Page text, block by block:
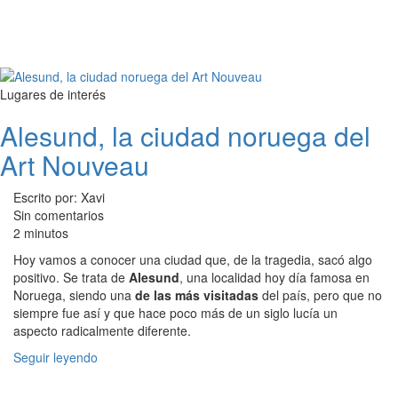
Lugares de interés
Alesund, la ciudad noruega del
Art Nouveau
Escrito por: Xavi
Sin comentarios
2 minutos
Hoy vamos a conocer una ciudad que, de la tragedia, sacó algo
positivo. Se trata de Alesund, una localidad hoy día famosa en
Noruega, siendo una de las más visitadas del país, pero que no
siempre fue así y que hace poco más de un siglo lucía un
aspecto radicalmente diferente.
Seguir leyendo